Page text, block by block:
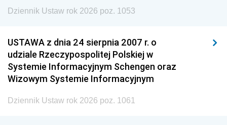
Dziennik Ustaw rok 2026 poz. 1053
USTAWA z dnia 24 sierpnia 2007 r. o
udziale Rzeczypospolitej Polskiej w
Systemie Informacyjnym Schengen oraz
Wizowym Systemie Informacyjnym
Dziennik Ustaw rok 2026 poz. 1061